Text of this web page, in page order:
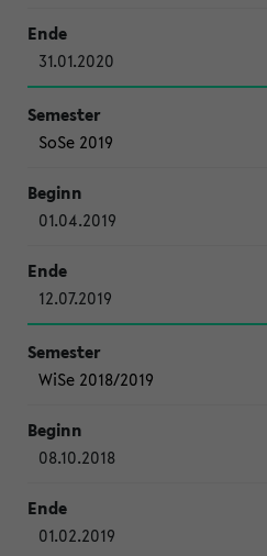
31.01.2020
SoSe 2019
01.04.2019
12.07.2019
WiSe 2018/2019
08.10.2018
01.02.2019